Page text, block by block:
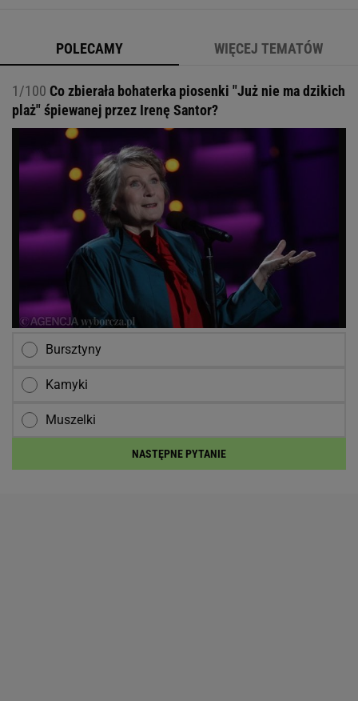
POLECAMY WIĘCEJ TEMATÓW
1/100 Co zbierała bohaterka piosenki "Już nie ma dzikich
plaż" śpiewanej przez Irenę Santor?
Bursztyny
Kamyki
Muszelki
NASTĘPNE PYTANIE